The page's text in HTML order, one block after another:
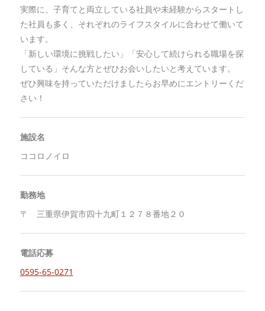
実際に、子育てと両立している社員や未経験からスタートし
た社員も多く、それぞれのライフスタイルに合わせて働いて
います。
「新しい環境に挑戦したい」「安心して続けられる職場を探
している」そんな方とぜひお会いしたいと考えています。
ぜひ興味を持っていただけましたらお早めにエントリーくだ
さい！
施設名
ココロノイロ
勤務地
〒 三重県伊賀市四十九町１２７８番地２０
電話応募
0595-65-0271